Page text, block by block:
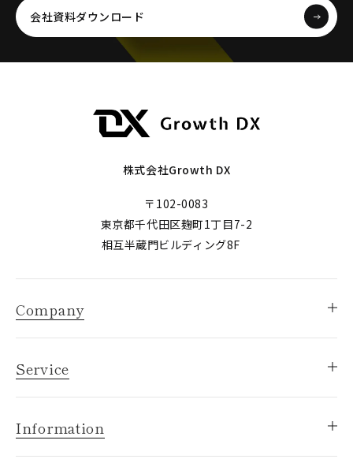
会社資料ダウンロード
株式会社Growth DX
〒102-0083
東京都千代田区麹町1丁目7-2
相互半蔵門ビルディング8F
Company
Service
Information